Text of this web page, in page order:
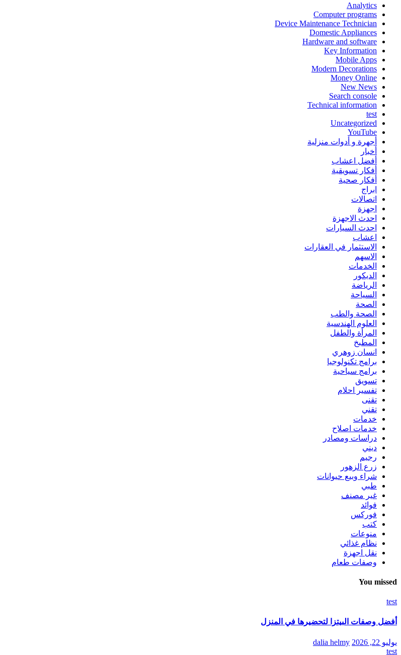
Analytics
Computer programs
Device Maintenance Technician
Domestic Appliances
Hardware and software
Key Information
Mobile Apps
Modern Decorations
Money Online
New News
Search console
Technical information
test
Uncategorized
YouTube
أجهرة و أدوات منزلية
أخبار
أفضل اعشاب
أفكار تسويقية
أفكار صحية
ابراج
اتصالات
اجهزة
احدث الاجهزة
احدث السيارات
اعشاب
الاستثمار في العقارات
الاسهم
الخدمات
الديكور
الرياضة
السياحة
الصحة
الصحة والطب
العلوم الهندسية
المرأة والطفل
المطبخ
انسان زوهري
برامج تكنولوجيا
برامج سياحية
تسويق
تفسير احلام
تقنى
تقني
خدمات
خدمات اصلاح
دراسات ومصادر
ديني
رجيم
زرع الزهور
شراء وبيع حيوانات
طبي
غير مصنف
فوائد
فوركس
كتب
منوعات
نظام غذائي
نقل اجهزة
وصفات طعام
You missed
test
أفضل وصفات البيتزا لتحضيرها في المنزل
يوليو 22, 2026
dalia helmy
test